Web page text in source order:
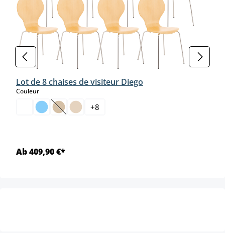
Lot de 8 chaises de visiteur Diego
Couleurselect
(Cette option n'est pas disponible pour le moment.)
+8
Ab 409,90 €*